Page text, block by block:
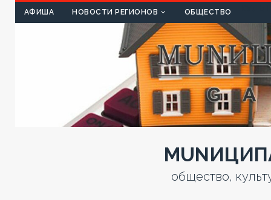
АФИША НОВОСТИ РЕГИОНОВ ОБЩЕСТВО
общество,